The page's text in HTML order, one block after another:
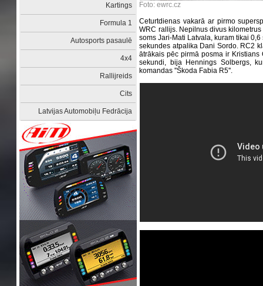
Kartings
Formula 1
Autosports pasaulē
4x4
Rallijreids
Cits
Latvijas Automobiļu Fedrācija
Foto: ewrc.cz
Ceturtdienas vakarā ar pirmo
WRC rallijs. Nepilnus divus
soms Jari-Mati Latvala, kuram tikai
sekundes atpalika Dani Sordo. RC2
ātrākais pēc pirmā posma ir
sekundi, bija Hennings Solbergs,
komandas ''Škoda Fabia R5''.